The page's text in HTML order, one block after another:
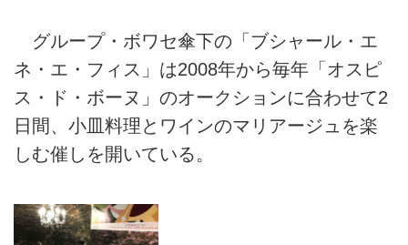
グループ・ボワセ傘下の「ブシャール・エ
ネ・エ・フィス」は2008年から毎年「オスピ
ス・ド・ボーヌ」のオークションに合わせて2
日間、小皿料理とワインのマリアージュを楽
しむ催しを開いている。